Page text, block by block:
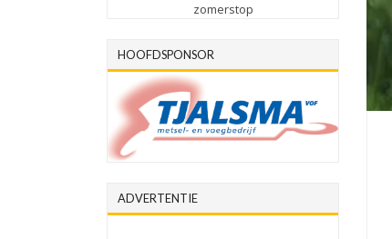
zomerstop
HOOFDSPONSOR
ADVERTENTIE